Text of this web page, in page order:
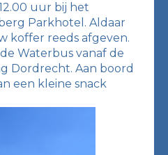
uur bij het
Parkhotel. Aldaar
koffer reeds afgeven.
Waterbus vanaf de
Dordrecht. Aan boord
een kleine snack